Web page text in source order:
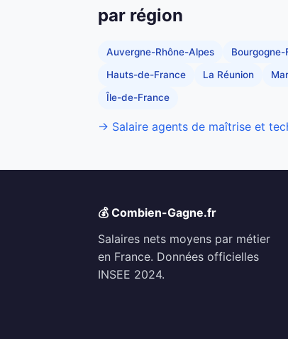
par région
Auvergne-Rhône-Alpes
Hauts-de-France La Réunion
Île-de-France
→ Salaire agents de maîtrise et
💰 Combien-Gagne.fr
Salaires nets moyens par métier
en France. Données officielles
INSEE 2024.